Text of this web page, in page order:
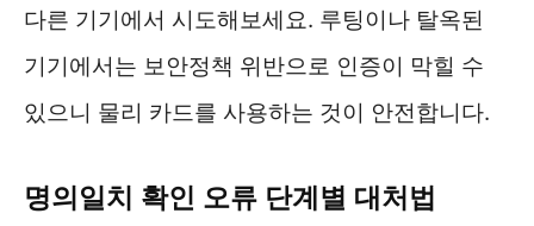
다른 기기에서 시도해보세요. 루팅이나 탈옥된
기기에서는 보안정책 위반으로 인증이 막힐 수
있으니 물리 카드를 사용하는 것이 안전합니다.
명의일치 확인 오류 단계별 대처법